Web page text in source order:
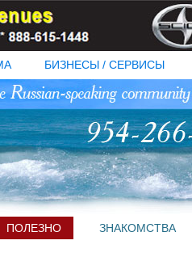
БИЗНЕСЫ / СЕРВИСЫ
ПОЛЕЗНО ЗНАКОМСТВА